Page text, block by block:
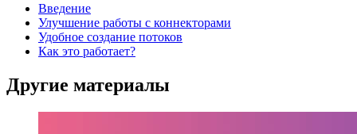
Введение
Улучшение работы с коннекторами
Удобное создание потоков
Как это работает?
Другие материалы